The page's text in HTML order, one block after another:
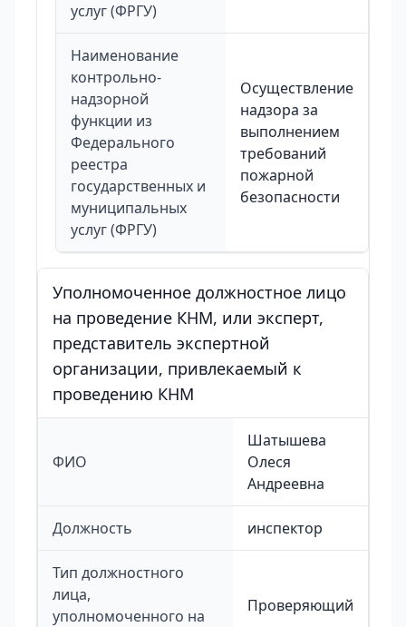
услуг (ФРГУ)
Наименование
контрольно-
надзорной
функции из
Федерального
реестра
государственных и
муниципальных
услуг (ФРГУ)
Осуществление
надзора за
выполнением
требований
пожарной
безопасности
Уполномоченное должностное лицо
на проведение КНМ, или эксперт,
представитель экспертной
организации, привлекаемый к
проведению КНМ
ФИО
Шатышева
Олеся
Андреевна
Должность инспектор
Тип должностного
лица,
уполномоченного на
Проверяющий